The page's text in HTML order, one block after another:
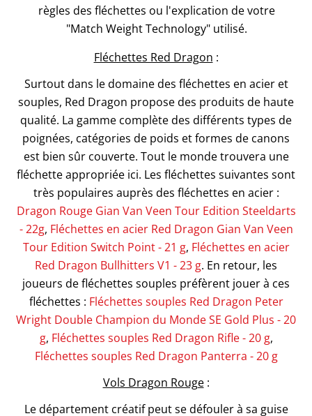
règles des fléchettes ou l'explication de votre
"Match Weight Technology" utilisé.
Fléchettes Red Dragon :
Surtout dans le domaine des fléchettes en acier et
souples, Red Dragon propose des produits de haute
qualité. La gamme complète des différents types de
poignées, catégories de poids et formes de canons
est bien sûr couverte. Tout le monde trouvera une
fléchette appropriée ici. Les fléchettes suivantes sont
très populaires auprès des fléchettes en acier :
Dragon Rouge Gian Van Veen Tour Edition Steeldarts
- 22g, Fléchettes en acier Red Dragon Gian Van Veen
Tour Edition Switch Point - 21 g, Fléchettes en acier
Red Dragon Bullhitters V1 - 23 g. En retour, les
joueurs de fléchettes souples préfèrent jouer à ces
fléchettes : Fléchettes souples Red Dragon Peter
Wright Double Champion du Monde SE Gold Plus - 20
g, Fléchettes souples Red Dragon Rifle - 20 g,
Fléchettes souples Red Dragon Panterra - 20 g
Vols Dragon Rouge:
Le département créatif peut se défouler à sa guise